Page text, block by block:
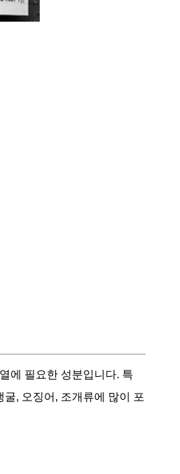
에 필요한 성분입니다. 특
, 오징어, 조개류에 많이 포